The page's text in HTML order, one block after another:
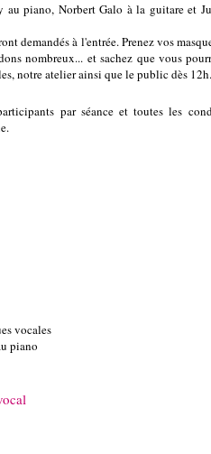
au piano, Norbert Galo à la guitare et
demandés à l'entrée. Prenez vos
nombreux... et sachez que vous
notre atelier ainsi que le public dès 12h.
par séance et toutes les
vocales
piano